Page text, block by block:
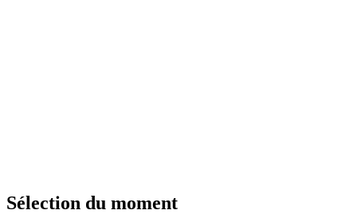
Sélection du moment